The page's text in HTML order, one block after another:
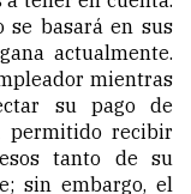
se basará en sus
actualmente.
mientras
su pago de
permitido recibir
tanto de su
sin embargo, el